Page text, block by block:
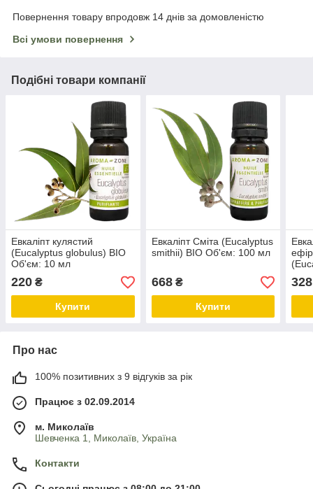
Повернення товару впродовж 14 днів за домовленістю
Всі умови повернення
Подібні товари компанії
Евкаліпт кулястий
(Eucalyptus globulus) BIO
Об'єм: 10 мл
220 ₴
Купити
Евкаліпт Сміта (Eucalyptus
smithii) BIO Об'єм: 100 мл
668₴
Купити
10
328
Про нас
100% позитивних з 9 відгуків за рік
Працює з 02.09.2014
м. Миколаїв
Шевченка 1, Миколаїв, Україна
Контакти